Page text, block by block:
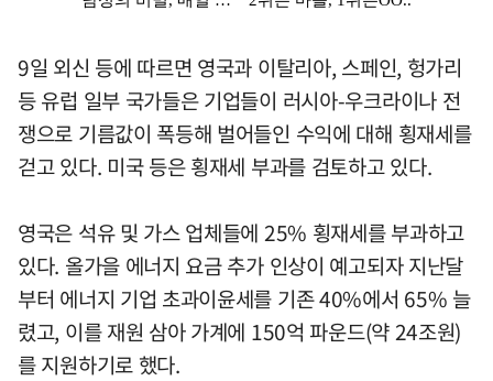
9일 외신 등에 따르면 영국과 이탈리아, 스페인, 헝가리
등 유럽 일부 국가들은 기업들이 러시아-우크라이나 전
쟁으로 기름값이 폭등해 벌어들인 수익에 대해 횡재세를
걷고 있다. 미국 등은 횡재세 부과를 검토하고 있다.
영국은 석유 및 가스 업체들에 25% 횡재세를 부과하고
있다. 올가을 에너지 요금 추가 인상이 예고되자 지난달
부터 에너지 기업 초과이윤세를 기존 40%에서 65% 늘
렸고, 이를 재원 삼아 가계에 150억 파운드(약 24조원)
를 지원하기로 했다.